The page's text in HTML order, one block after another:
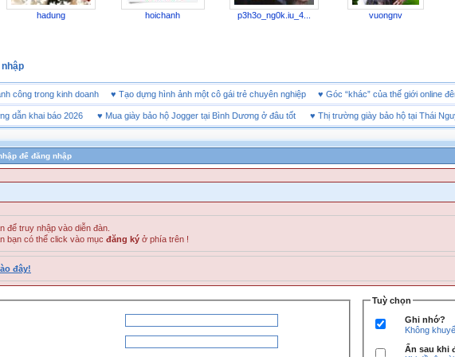
hadung hoichanh p3h3o_ng0k.iu_4... vuongnv
thành công trong kinh doanh ♥Tạo dựng hình ảnh một cô gái trẻ chuyên nghiệp ♥Góc “khác” của thế giới
khai báo 2026♥ Mua giày bảo hộ Jogger tại Bình Dương ở đâu tốt ♥ Thị trường giày bảo hộ tại Thái
để đăng nhập
để truy nhập vào diễn đàn.
bạn có thể click vào mục đăng ký ở phía trên !
đây!
Tuỳ chọn
Ghi nhớ?
Không
Ẩn sau khi